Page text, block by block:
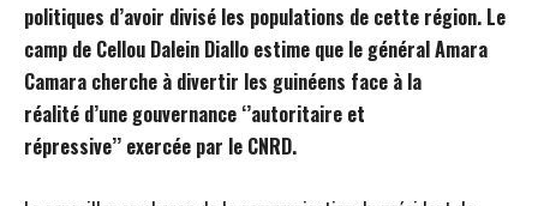
politiques d’avoir divisé les populations de cette région. Le
camp de Cellou Dalein Diallo estime que le général Amara
Camara cherche à divertir les guinéens face à la
réalité d’une gouvernance ‘’autoritaire et
répressive’’ exercée par le CNRD.